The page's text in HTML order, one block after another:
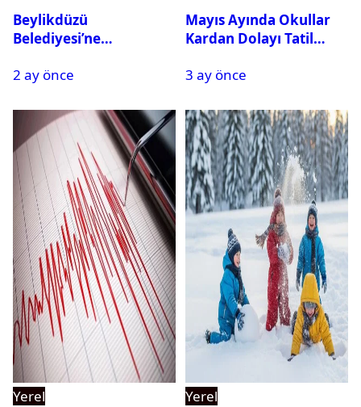
Beylikdüzü
Belediyesi’ne
Gözaltına Alındı
2 ay önce
Mayıs Ayında Okullar
Kardan Dolayı Tatil
3 ay önce
Yerel
Yerel